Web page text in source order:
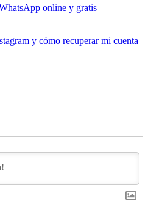
online y gratis
y cómo recuperar mi cuenta